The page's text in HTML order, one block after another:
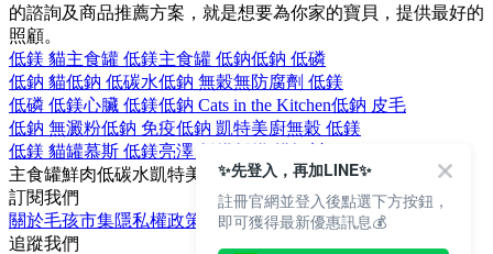
的諮詢及商品推薦方案，就是想要為你家的寶貝，提供最好的
照顧。
低鎂 貓主食罐 低鎂主食罐 低鈉低鈉 低磷
低鈉 貓低鈉 低碳水低鈉 無穀無防腐劑 低鎂
低磷 低鎂心臟 低鎂低鈉 Cats in the Kitchen低鈉 皮毛
低鈉 無澱粉低鈉 免疫低鈉 凱特美廚無穀 低鎂
低鎂 貓罐慕斯 低鎂亮澤 低鎂
主食罐鮮肉低碳水凱特美廚無澱粉
訂閱我們
關於毛孩市集隱私權政策
文章
追蹤我們
✨先登入，再加LINE✨
註冊官網並登入後點選下方按鈕，
即可獲得最新優惠訊息💰